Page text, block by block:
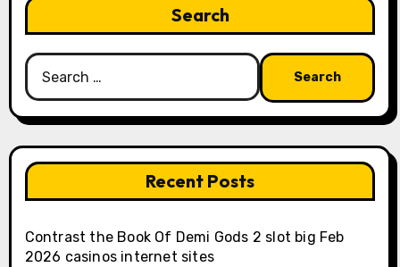
Search
Search
for:
Recent Posts
Contrast the Book Of Demi Gods 2 slot big Feb
2026 casinos internet sites